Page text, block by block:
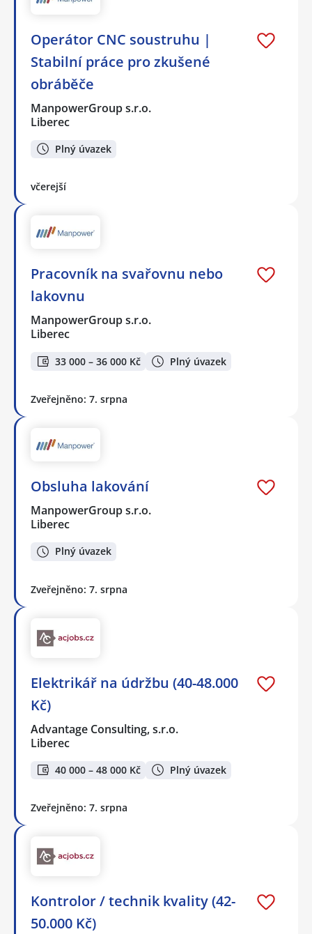
Operátor CNC soustruhu |
Stabilní práce pro zkušené
obráběče
ManpowerGroup s.r.o.
Liberec
Plný úvazek
včerejší
Pracovník na svařovnu nebo
lakovnu
ManpowerGroup s.r.o.
Liberec
33 000 – 36 000 Kč Plný úvazek
Zveřejněno: 7. srpna
Obsluha lakování
ManpowerGroup s.r.o.
Liberec
Plný úvazek
Zveřejněno: 7. srpna
Elektrikář na údržbu (40-48.000
Kč)
Advantage Consulting, s.r.o.
Liberec
40 000 – 48 000 Kč Plný úvazek
Zveřejněno: 7. srpna
Kontrolor / technik kvality (42-
50.000 Kč)